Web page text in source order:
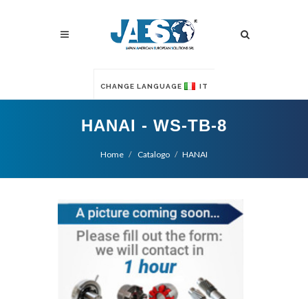
CHANGE LANGUAGE IT
HANAI - WS-TB-8
Home Catalogo HANAI